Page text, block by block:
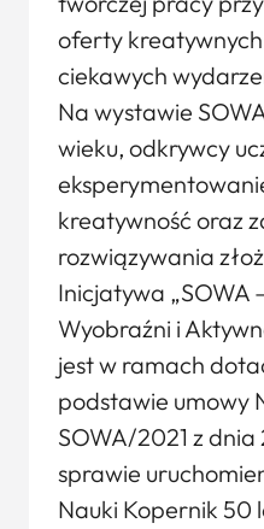
oferty
ciekawych
Na wystawie
wieku, odkrywcy
kreatywność oraz
rozwiązywania
Inicjatywa „SOWA
Wyobraźni i
jest w ramach
podstawie umowy
SOWA/2021 z
sprawie
Nauki Kopernik 50